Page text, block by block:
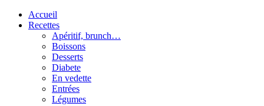
Accueil
Recettes
Apéritif, brunch…
Boissons
Desserts
Diabete
En vedette
Entrées
Légumes